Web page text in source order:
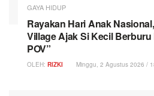
GAYA HIDUP
Rayakan Hari Anak
Village Ajak Si Kecil Berburu
POV”
OLEH: RIZKI Minggu, 2 Agustus 2026 /